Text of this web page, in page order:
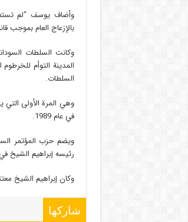
وأضاف يوسف “لم
بالإزعاج العام بموجب
وكانت السلطات
السلطات.
وهي المرة الأولى
في عام 1989.
رئيسه إبراهيم الشيخ في
وكان إبراهيم الشيخ معتقلا منذ حزيران 2014 لرفضه الحوار مع
شاركها